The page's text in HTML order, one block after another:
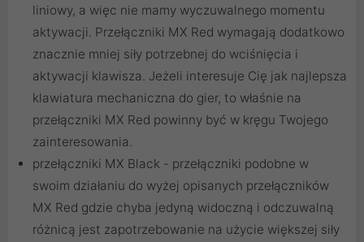
liniowy, a więc nie mamy wyczuwalnego momentu
aktywacji. Przełączniki MX Red wymagają dodatkowo
znacznie mniej siły potrzebnej do wciśnięcia i
aktywacji klawisza. Jeżeli interesuje Cię jak najlepsza
klawiatura mechaniczna do gier, to właśnie na
przełączniki MX Red powinny być w kręgu Twojego
zainteresowania.
przełączniki MX Black - przełączniki podobne w
swoim działaniu do wyżej opisanych przełączników
MX Red gdzie chyba jedyną widoczną i odczuwalną
różnicą jest zapotrzebowanie na użycie większej siły